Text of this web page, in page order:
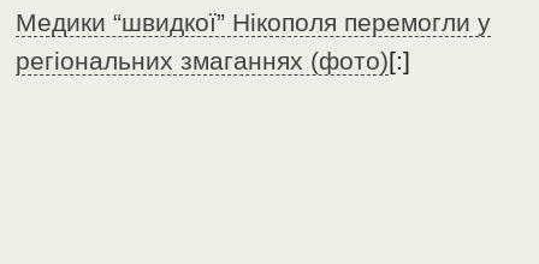
Медики “швидкої” Нікополя перемогли у
регіональних змаганнях (фото)[:]